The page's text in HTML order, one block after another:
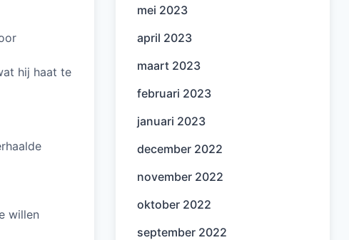
hij haat te
willen
mei 2023
april 2023
maart 2023
februari 2023
januari 2023
december 2022
november 2022
oktober 2022
september 2022